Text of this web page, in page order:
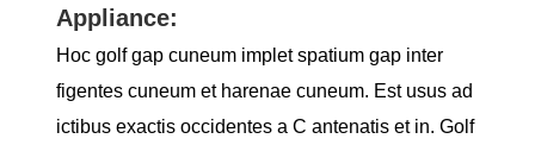
Appliance:
Hoc golf gap cuneum implet spatium gap inter
figentes cuneum et harenae cuneum. Est usus ad
ictibus exactis occidentes a C antenatis et in. Golf